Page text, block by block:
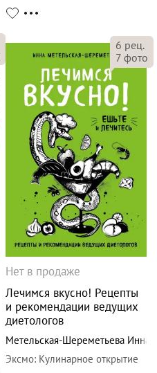
6 рец.
7 фото
Нет в продаже
Лечимся вкусно! Рецепты
и рекомендации ведущих
диетологов
Метельская-Шереметьева Инна
Эксмо: Кулинарное открытие